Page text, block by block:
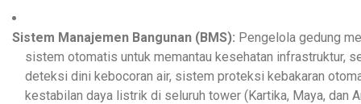
Sistem Manajemen Bangunan (BMS): Pengelola gedung
sistem otomatis untuk memantau kesehatan infrastruktur,
deteksi dini kebocoran air, sistem proteksi kebakaran
kestabilan daya listrik di seluruh tower (Kartika, Maya, dan